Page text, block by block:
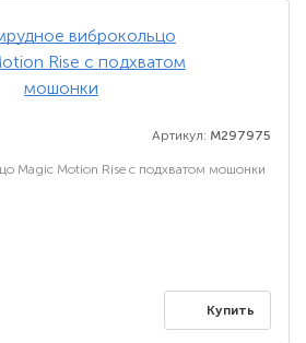
Артикул: M297975
Magic Motion Rise с подхватом мошонки
Купить